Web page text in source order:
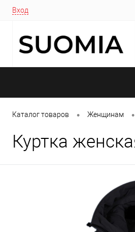
Вход
Каталог товаров • Женщинам •
Куртка